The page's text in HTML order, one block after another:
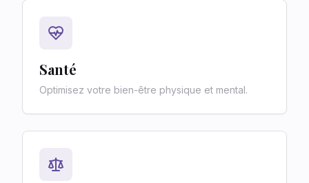
Santé
Optimisez votre bien-être physique et mental.